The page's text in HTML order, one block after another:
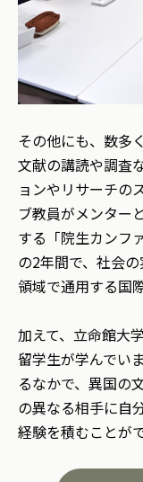
その他にも、数多
文献の講読や調査
ョンやリサーチの
ブ教員がメンター
する「院生カンフ
の2年間で、社会
領域で通用する国
加えて、立命館大
留学生が学んでい
るなかで、異国の
の異なる相手に自
経験を積むことが